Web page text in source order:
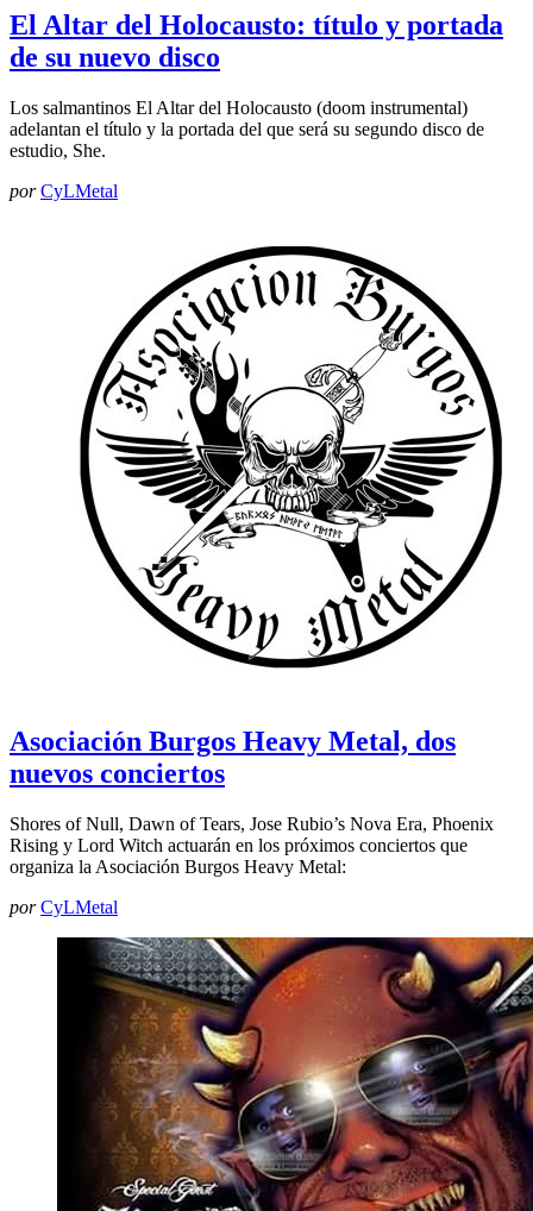
El Altar del Holocausto: título y portada
de su nuevo disco
Los salmantinos El Altar del Holocausto (doom instrumental)
adelantan el título y la portada del que será su segundo disco de
estudio, She.
por CyLMetal
Asociación Burgos Heavy Metal, dos
nuevos conciertos
Shores of Null, Dawn of Tears, Jose Rubio’s Nova Era, Phoenix
Rising y Lord Witch actuarán en los próximos conciertos que
organiza la Asociación Burgos Heavy Metal:
por CyLMetal